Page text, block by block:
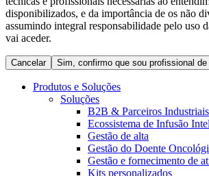
Terapias
Coordenamos os seus cuidados médicos
do hospital. Para mais informações,
cuidados domiciliários.
Contactos
disponibilizados, e da importância de os não
assumindo integral responsabilidade pelo uso
vai aceder.
Cancelar Sim, confirmo que sou profissional de
Produtos e Soluções
Soluções
B2B & Parceiros Industriais
Ecossistema de Infusão
Gestão de alta
Gestão do Doente
Gestão e fornecimento de
Kits personalizados